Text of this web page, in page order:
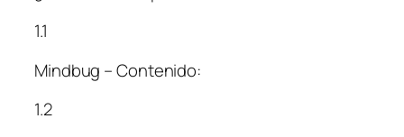
1.1
Mindbug – Contenido:
1.2